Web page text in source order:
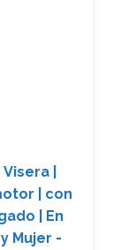
|
| con
| En
Mujer -